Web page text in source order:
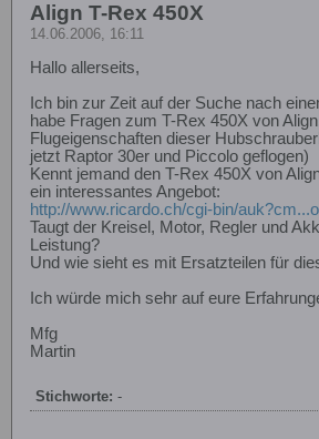
Align T-Rex 450X
14.06.2006, 16:11
Hallo allerseits,
Ich bin zur Zeit auf der Suche nach
habe Fragen zum T-Rex 450X von
Flugeigenschaften dieser
jetzt Raptor 30er und Piccolo geflogen)
Kennt jemand den T-Rex 450X von
ein interessantes Angebot:
http://www.ricardo.ch/cgi-bin/
Taugt der Kreisel, Motor, Regler und
Leistung?
Und wie sieht es mit Ersatzteilen für
Ich würde mich sehr auf eure
Mfg
Martin
Stichworte: -